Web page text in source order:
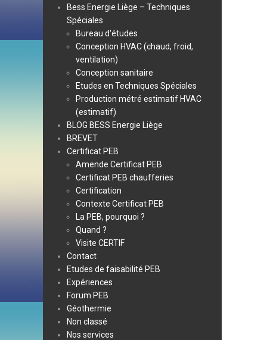
Bess Energie Liège – Techniques
Spéciales
Bureau d'études
Conception HVAC (chaud, froid,
ventilation)
Conception sanitaire
Etudes en Techniques Spéciales
Production métré estimatif HVAC
(estimatif)
BLOG BESS Energie Liège
BREVET
Certificat PEB
Amende Certificat PEB
Certificat PEB chaufferies
Certification
Contexte Certificat PEB
La PEB, pourquoi ?
Quand ?
Visite CERTIF
Contact
Etudes de faisabilité PEB
Expériences
Forum PEB
Géothermie
Non classé
Nos services